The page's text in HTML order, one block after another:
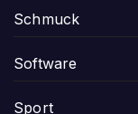
Schmuck
Software
Sport